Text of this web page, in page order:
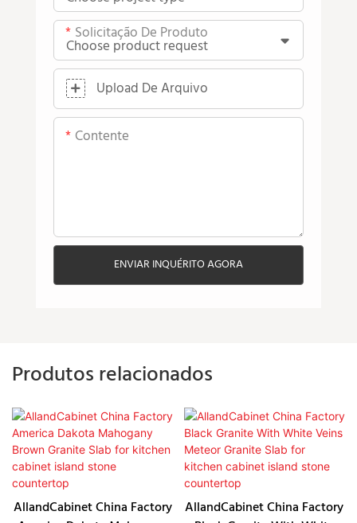
Solicitação De Produto
Upload De Arquivo
Contente
ENVIAR INQUÉRITO AGORA
Produtos relacionados
AllandCabinet China Factory
AllandCabinet China Factory